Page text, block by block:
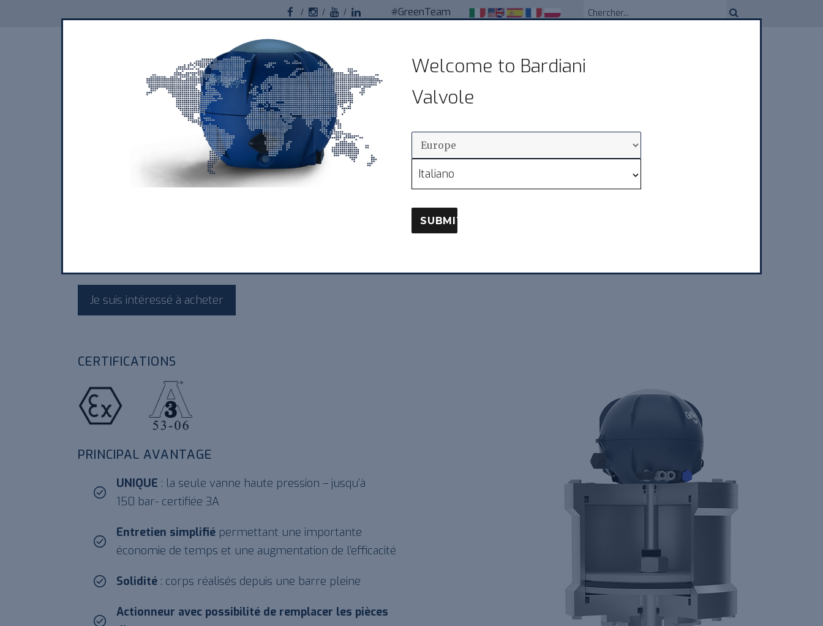
Welcome to Bardiani
Valvole
Italiano
SUBMIT
#GreenTeam
Bardiani Valvole
Valvole sanitarie pneumatiche per impianti
alimentari
NOS PRODUITS
Je suis intéressé à acheter
CERTIFICATIONS
PRINCIPAL AVANTAGE
UNIQUE : la seule vanne haute pression – jusqu’à
150 bar- certifiée 3A
Entretien simplifiépermettant une importante
économie de temps et une augmentation de l’efficacité
Solidité: corps réalisés depuis une barre pleine
Actionneur avec possibilité de remplacer les pièces